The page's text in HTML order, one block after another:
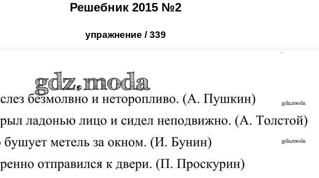
Решебник 2015 №2
упражнение / 339